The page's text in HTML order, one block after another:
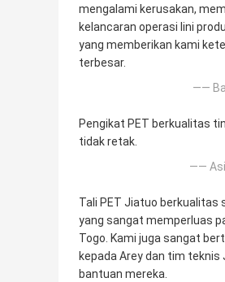
mengalami kerusakan,
kelancaran operasi lini
yang memberikan kami
terbesar.
——
Pengikat PET berkualitas
tidak retak.
——
Tali PET Jiatuo berkualitas
yang sangat memperluas
Togo. Kami juga sangat
kepada Arey dan tim
bantuan mereka.